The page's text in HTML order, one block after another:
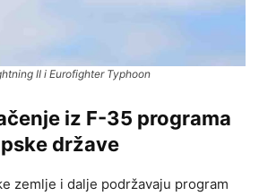
II i Eurofighter Typhoon
iz F-35 programa
države
zemlje i dalje podržavaju program